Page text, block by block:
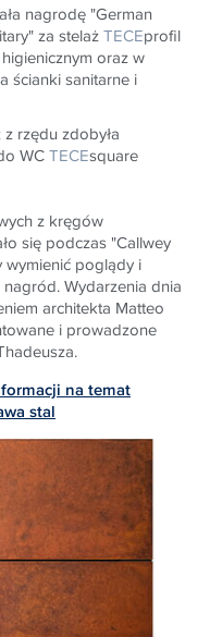
nagrodę "German
za stelażTECEprofil
oraz w
ścianki sanitarne i
rzędu zdobyła
WCTECEsquare
z kręgów
się podczas "Callwey
wymienić poglądy i
Wydarzenia dnia
architekta Matteo
i prowadzone
na temat
stal